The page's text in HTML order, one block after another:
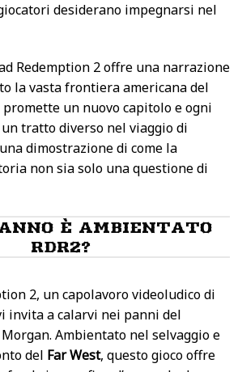
desiderano impegnarsi nel
Redemption 2 offre una narrazione
la vasta frontiera americana del
promette un nuovo capitolo e ogni
tratto diverso nel viaggio di
dimostrazione di come la
non sia solo una questione di
È AMBIENTATO
RDR2?
2, un capolavoro videoludico di
invita a calarvi nei panni del
Ambientato nel selvaggio e
del Far West, questo gioco offre